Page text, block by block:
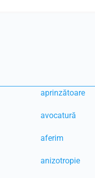
aprinzătoare
avocatură
aferim
anizotropie